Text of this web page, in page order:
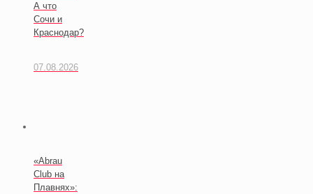
А что
Сочи и
Краснодар?
07.08.2026
«Abrau
Club на
Плавнях»: